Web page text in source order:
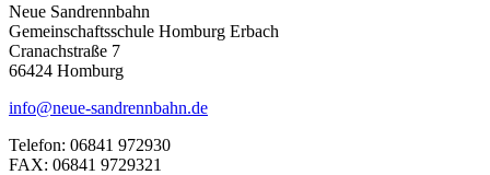
Neue Sandrennbahn
Gemeinschaftsschule Homburg Erbach
Cranachstraße 7
66424 Homburg
info@neue-sandrennbahn.de
Telefon: 06841 972930
FAX: 06841 9729321